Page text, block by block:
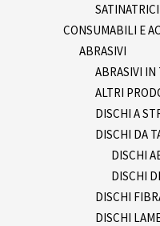
SATINATRICI
CONSUMABILI E
ABRASIVI
ABRASIVI IN
ALTRI
DISCHI A
DISCHI DA
DISCHI
DISCHI
DISCHI
DISCHI